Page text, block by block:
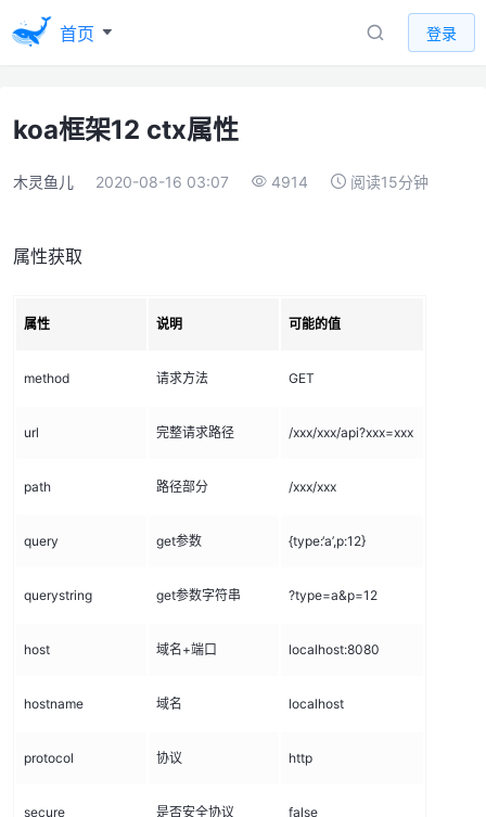
首页 登录
koa框架12 ctx属性
木灵鱼儿 2020-08-16 03:07 4914 阅读15分钟
属性获取
属性 说明 可能的值
method 请求方法 GET
url 完整请求路径 /xxx/xxx/api?xxx=xxx
path 路径部分 /xxx/xxx
query get参数 {type:‘a’,p:12}
querystring get参数字符串 ?type=a&p=12
host 域名+端口 localhost:8080
hostname 域名 localhost
protocol 协议 http
secure 是否安全协议 false